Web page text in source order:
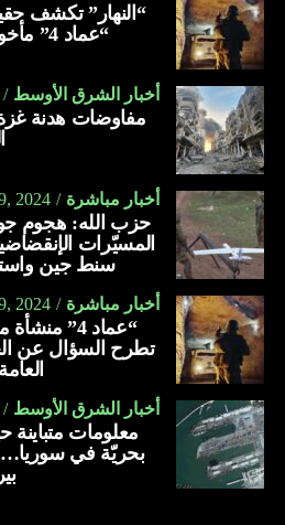
“النهار” تكشف
“عماد 4” مأخوذة من أوكرانيا….
أخبار الشرق الأوسط
مفاوضات هدنة
أخبار مباشرة 2024
حزب الله: هجوم
المسيّرات
سنط جين
أخبار مباشرة 2024
“عماد 4”
تطرح السؤال عن
أخبار الشرق الأوسط
معلومات متباينة
بحريّة في سوريا…